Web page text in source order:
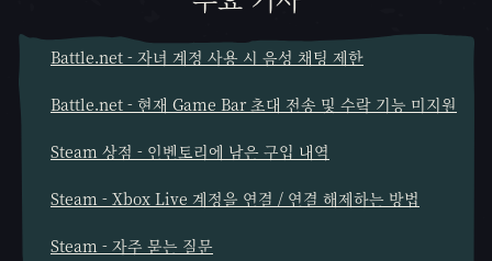
Battle.net - 자녀 계정 사용 시 음성 채팅 제한
Battle.net - 현재 Game Bar 초대 전송 및 수락 기능 미지원
Steam 상점 - 인벤토리에 남은 구입 내역
Steam - Xbox Live 계정을 연결 / 연결 해제하는 방법
Steam - 자주 묻는 질문